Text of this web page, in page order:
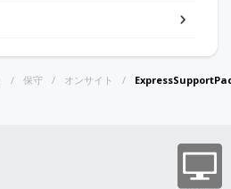
保守 オンサイト